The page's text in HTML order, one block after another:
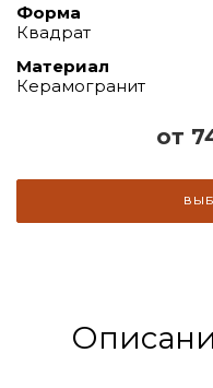
от
Форма
Квадрат
Материал
Керамогранит